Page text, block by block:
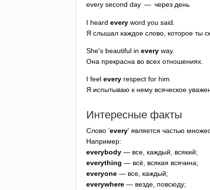
every second day — через день
I heard every word you said
Я слышал каждое слово, которое ты
She's beautiful in every way.
Она прекрасна во всех отношениях.
I feel every respect for him.
Я испытываю к нему всяческое
Интересные факты
Слово 'every' является частью
Например:
everybody — все, каждый, всякий;
everything — всё, всякая всячина;
everyone — все, каждый;
everywhere — везде, повсюду;